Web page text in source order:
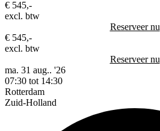
€ 545,-
excl. btw
Reserveer nu
€ 545,-
excl. btw
Reserveer nu
ma. 31 aug.. '26
07:30 tot 14:30
Rotterdam
Zuid-Holland